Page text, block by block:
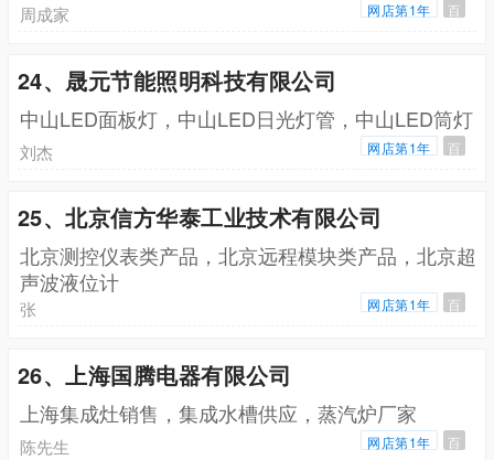
周成家 网店第1年 百
24、晟元节能照明科技有限公司
中山LED面板灯，中山LED日光灯管，中山LED筒灯
刘杰 网店第1年 百
25、北京信方华泰工业技术有限公司
北京测控仪表类产品，北京远程模块类产品，北京超
声波液位计
张 网店第1年 百
26、上海国腾电器有限公司
上海集成灶销售，集成水槽供应，蒸汽炉厂家
陈先生 网店第1年 百